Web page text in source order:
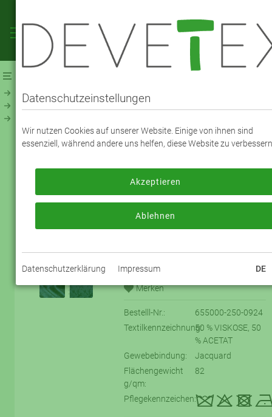
Futterstoff - Jacquard, Druck & Muster
Jacquard Paisley Bi-Color (250)
VISKOSE JACQUARD PAISLEY - FARBE
Zum Bestellen melden Sie sich bitte an
oder registrieren sich bitte neu.
Bestelll-Nr.:
655000-250-0924
Textilkennzeichnung:50 % VISKOSE, 50
% ACETAT
Gewebebindung:
Jacquard
Flächengewicht
g/qm:
82
Pflegekennzeichen:
Datenschutzeinstellungen
Wir nutzen Cookies auf unserer Website. Einige von ihnen sind
essenziell, während andere uns helfen, diese Website zu
Ablehnen
Akzeptieren
Datenschutzerklärung Impressum DE